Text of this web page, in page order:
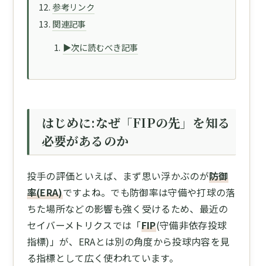
参考リンク
関連記事
▶次に読むべき記事
はじめに:なぜ「FIPの先」を知る
必要があるのか
投手の評価といえば、まず思い浮かぶのが防御
率(ERA)ですよね。でも防御率は守備や打球の落
ちた場所などの影響も強く受けるため、最近の
セイバーメトリクスでは「FIP(守備非依存投球
指標)」が、ERAとは別の角度から投球内容を見
る指標として広く使われています。